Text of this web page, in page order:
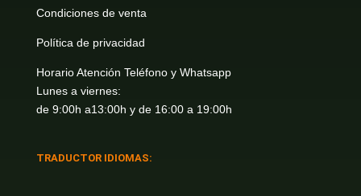
Condiciones de venta
Política de privacidad
Horario Atención Teléfono y Whatsapp
Lunes a viernes:
de 9:00h a13:00h y de 16:00 a 19:00h
TRADUCTOR IDIOMAS: